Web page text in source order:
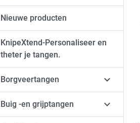
Nieuwe producten
KnipeXtend-Personaliseer en
theter je tangen.
Borgveertangen 
Buig -en grijptangen 